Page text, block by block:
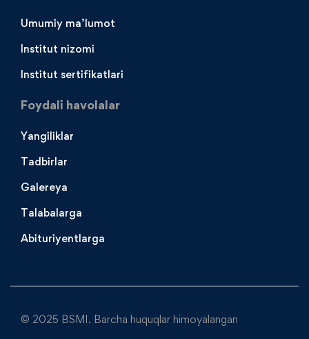
Umumiy ma’lumot
Institut nizomi
Institut sertifikatlari
Foydali havolalar
Yangiliklar
Tadbirlar
Galereya
Talabalarga
Abituriyentlarga
© 2025 BSMI. Barcha huquqlar himoyalangan